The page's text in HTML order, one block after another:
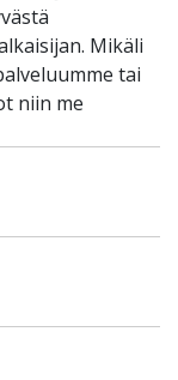
Mikäli
tai
niin me